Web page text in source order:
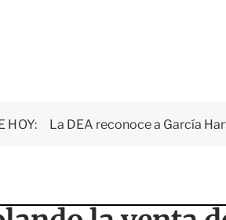
HOY: La DEA reconoce a García